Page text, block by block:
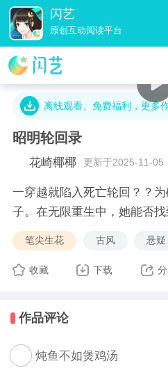
闪艺
原创互动阅读平台
2.1万字 · 1607人气 · 55.6M · 0贡献值
离线观看、免费福利，更多
昭明轮回录
花崎椰椰 更新于2025-11-05
一穿越就陷入死亡轮回？？
子。在无限重生中，她能否
笼？
笔尖生花 古风 悬疑
收藏 下载
作品评论
炖鱼不如煲鸡汤